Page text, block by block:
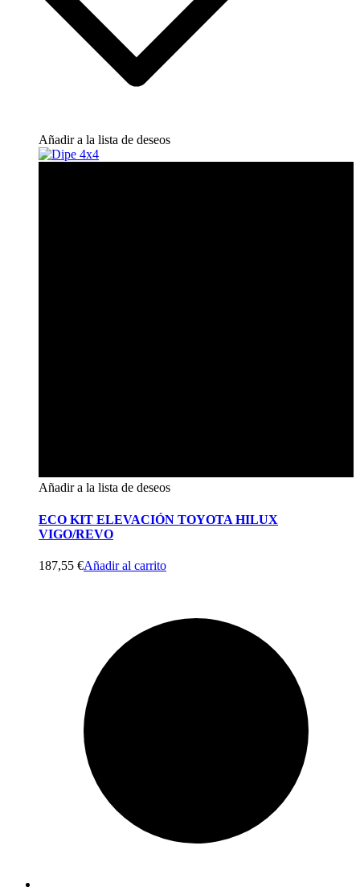
Añadir a la lista de deseos
Añadir a la lista de deseos
ECO KIT ELEVACIÓN TOYOTA HILUX
VIGO/REVO
187,55 €Añadir al carrito